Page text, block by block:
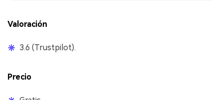
Valoración
3.6 (Trustpilot).
Precio